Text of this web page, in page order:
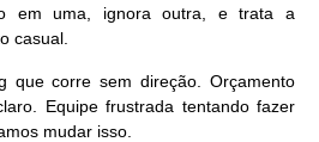
em uma, ignora outra, e trata a
casual.
que corre sem direção. Orçamento
Equipe frustrada tentando fazer
mudar isso.